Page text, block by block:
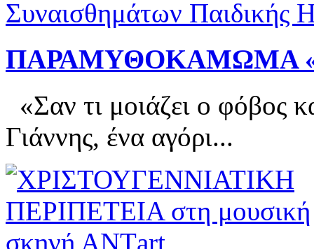
ΠΑΡΑΜΥΘΟΚΑΜΩΜΑ
«Σαν τι μοιάζει ο φόβος
Γιάννης, ένα αγόρι...